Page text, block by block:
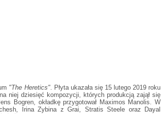
"The Heretics". Płyta ukazała się 15 lutego 2019 roku
niej dziesięć kompozycji, których produkcją zajął się
Bogren, okładkę przygotował Maximos Manolis. W
Irina Zybina z Grai, Stratis Steele oraz Dayal